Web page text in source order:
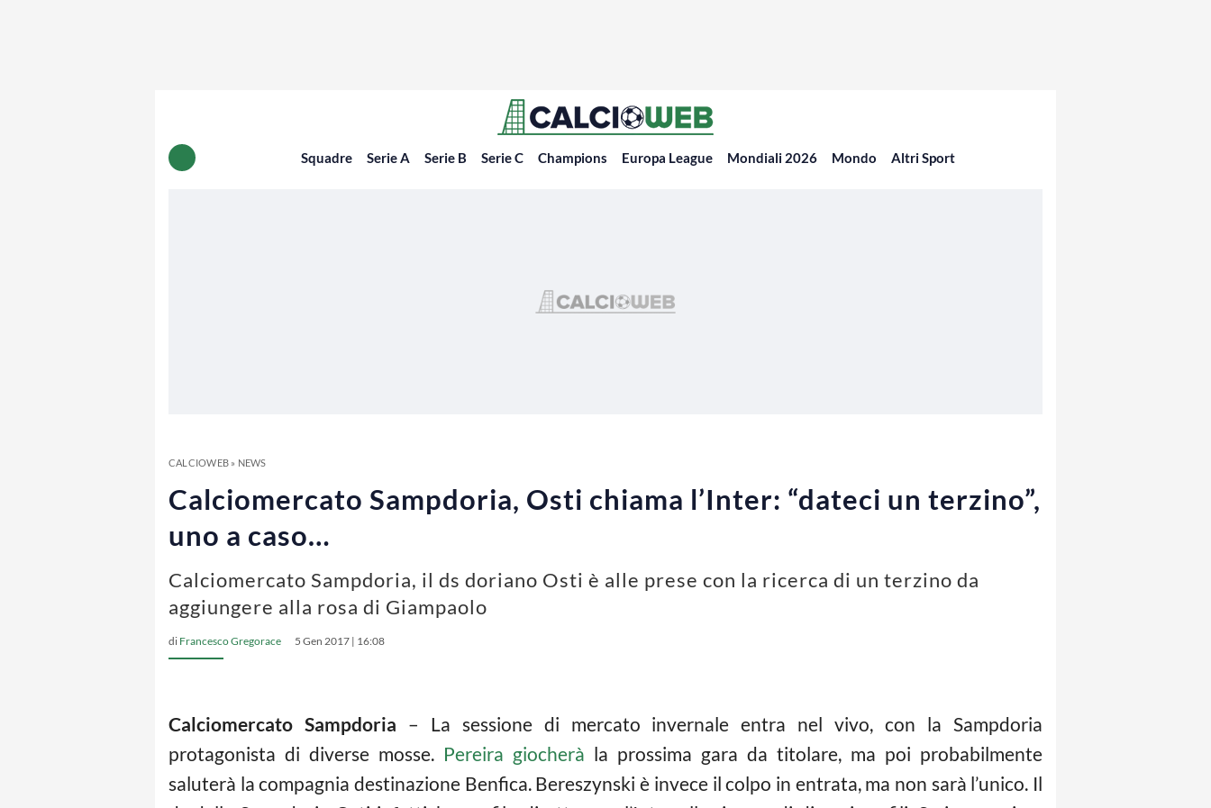
Squadre Serie A Serie B Serie C Champions Europa League Mondiali 2026 Mondo Altri Sport
CALCIOWEB» NEWS
Calciomercato Sampdoria, Osti chiama l’Inter: “dateci un terzino”,
uno a caso…
Calciomercato Sampdoria, il ds doriano Osti è alle prese con la ricerca di un terzino da
aggiungere alla rosa di Giampaolo
di Francesco Gregorace 5 Gen 2017 | 16:08
Calciomercato Sampdoria – La sessione di mercato invernale entra nel vivo, con la Sampdoria
protagonista di diverse mosse. Pereira giocherà la prossima gara da titolare, ma poi probabilmente
saluterà la compagnia destinazione Benfica. Bereszynski è invece il colpo in entrata, ma non sarà l’unico. Il